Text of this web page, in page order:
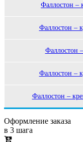
Фаллостон –
Фаллостон –
Фаллостон
Фаллостон –
Фаллостон –
Оформление заказа
в 3 шага